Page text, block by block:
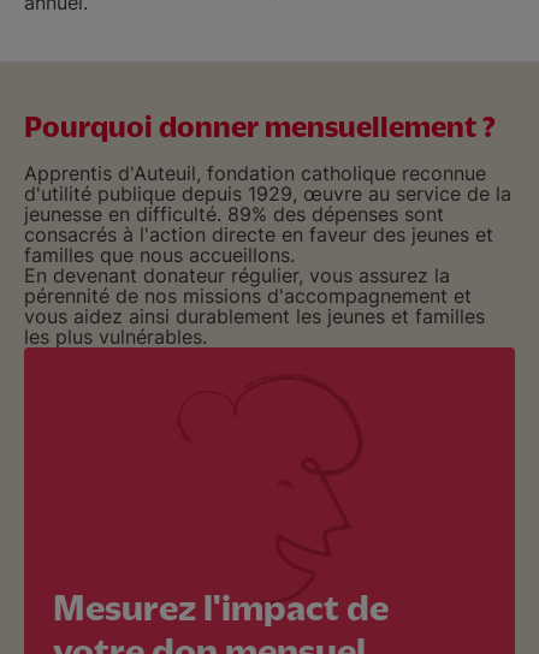
Pourquoi donner mensuellement ?
Apprentis d'Auteuil, fondation catholique reconnue
d'utilité publique depuis 1929, œuvre au service de la
jeunesse en difficulté. 89% des dépenses sont
consacrés à l'action directe en faveur des jeunes et
familles que nous accueillons.
En devenant donateur régulier, vous assurez la
pérennité de nos missions d'accompagnement et
vous aidez ainsi durablement les jeunes et familles
les plus vulnérables.
Mesurez l'impact de